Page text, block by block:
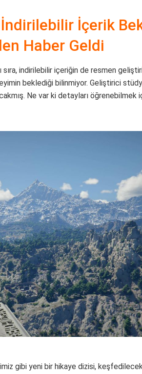
İçerik
Haber Geldi
sıra, indirilebilir içeriğin de resmen
beklediği bilinmiyor. Geliştirici
Ne var ki detayları öğrenebilmek
gibi yeni bir hikaye dizisi,